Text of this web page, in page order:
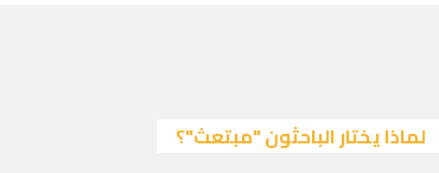
لماذا يختار الباحثون "مبتعث"؟